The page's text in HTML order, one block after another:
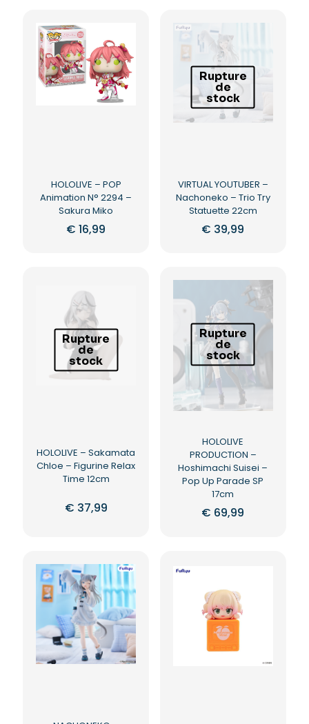
HOLOLIVE – POP
Animation N° 2294 –
Sakura Miko
€ 16,99
Rupture
de
stock
VIRTUAL YOUTUBER –
Nachoneko – Trio Try
Statuette 22cm
€ 39,99
Rupture
de
stock
HOLOLIVE – Sakamata
Chloe – Figurine Relax
Time 12cm
€ 37,99
Rupture
de
stock
HOLOLIVE
PRODUCTION –
Hoshimachi Suisei –
Pop Up Parade SP
17cm
€ 69,99